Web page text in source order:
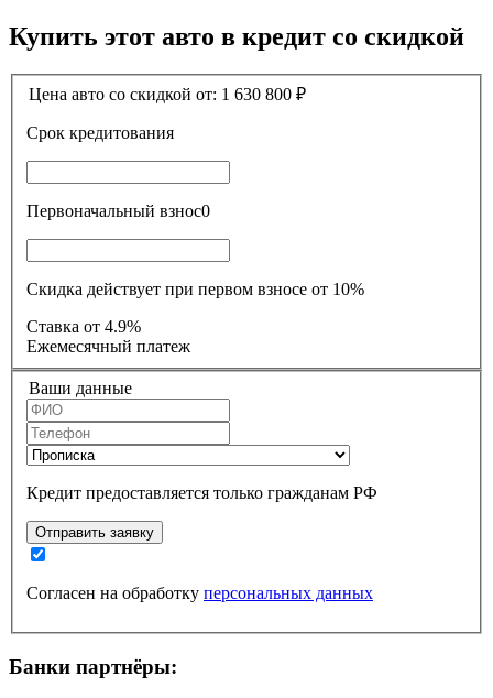
Купить этот авто в кредит со скидкой
Цена авто со скидкой от: 1 630 800 ₽
Срок кредитования
Первоначальный взнос0
Скидка действует при первом взносе от 10%
Ставка
от 4.9%
Ежемесячный платеж
Ваши данные
Кредит предоставляется только гражданам РФ
Отправить заявку
Согласен на обработку персональных данных
Банки партнёры: